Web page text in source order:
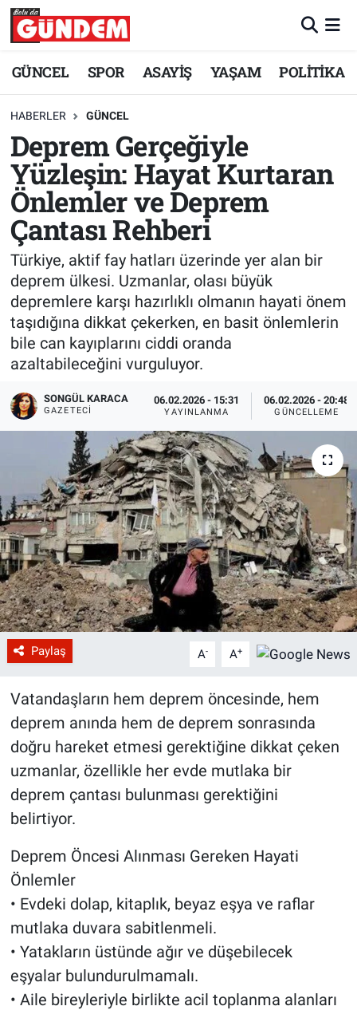
GÜNCEL SPOR ASAYİŞ YAŞAM POLİTİKA
HABERLER GÜNCEL
Deprem Gerçeğiyle
Yüzleşin: Hayat Kurtaran
Önlemler ve Deprem
Çantası Rehberi
Türkiye, aktif fay hatları üzerinde yer alan bir
deprem ülkesi. Uzmanlar, olası büyük
depremlere karşı hazırlıklı olmanın hayati önem
taşıdığına dikkat çekerken, en basit önlemlerin
bile can kayıplarını ciddi oranda
azaltabileceğini vurguluyor.
SONGÜL KARACA
GAZETECI
06.02.2026 - 15:31
YAYINLANMA
06.02.2026 - 20:48
GÜNCELLEME
Paylaş A- A+
Vatandaşların hem deprem öncesinde, hem
deprem anında hem de deprem sonrasında
doğru hareket etmesi gerektiğine dikkat çeken
uzmanlar, özellikle her evde mutlaka bir
deprem çantası bulunması gerektiğini
belirtiyor.
Deprem Öncesi Alınması Gereken Hayati
Önlemler
• Evdeki dolap, kitaplık, beyaz eşya ve raflar
mutlaka duvara sabitlenmeli.
• Yatakların üstünde ağır ve düşebilecek
eşyalar bulundurulmamalı.
• Aile bireyleriyle birlikte acil toplanma alanları
Merkez Nöbetçi Eczaneler
Merkez Trafik Yoğunluk Haritası
Süper Lig Puan Durumu ve Fikstür
Tüm Manşetler
Son Dakika Haberleri
Haber Arşivi